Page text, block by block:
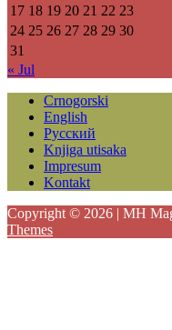
17 18 19 20 21 22 23
24 25 26 27 28 29 30
31
« Jul
Crnogorski
English
Русский
Knjiga utisaka
Impresum
Kontakt
Copyright © 2026 | MH
Themes